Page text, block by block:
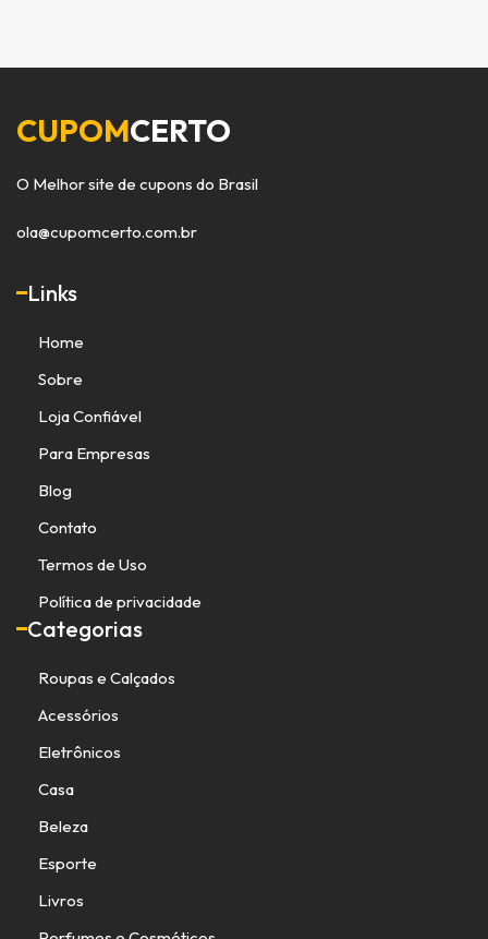
CUPOMCERTO
O Melhor site de cupons do Brasil
ola@cupomcerto.com.br
Links
Home
Sobre
Loja Confiável
Para Empresas
Blog
Contato
Termos de Uso
Política de privacidade
Categorias
Roupas e Calçados
Acessórios
Eletrônicos
Casa
Beleza
Esporte
Livros